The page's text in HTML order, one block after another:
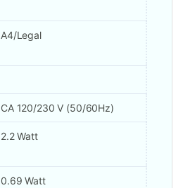
A4/Legal
CA 120/230 V (50/60Hz)
2.2 Watt
0.69 Watt